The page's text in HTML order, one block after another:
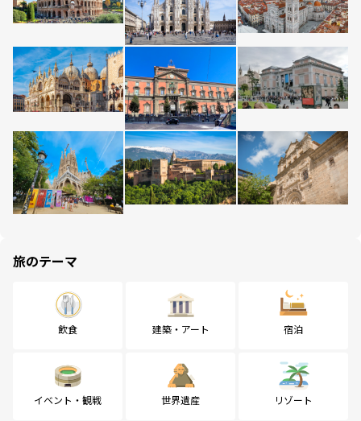
旅のテーマ
飲食 建築・アート 宿泊
イベント・観戦 世界遺産 リゾート